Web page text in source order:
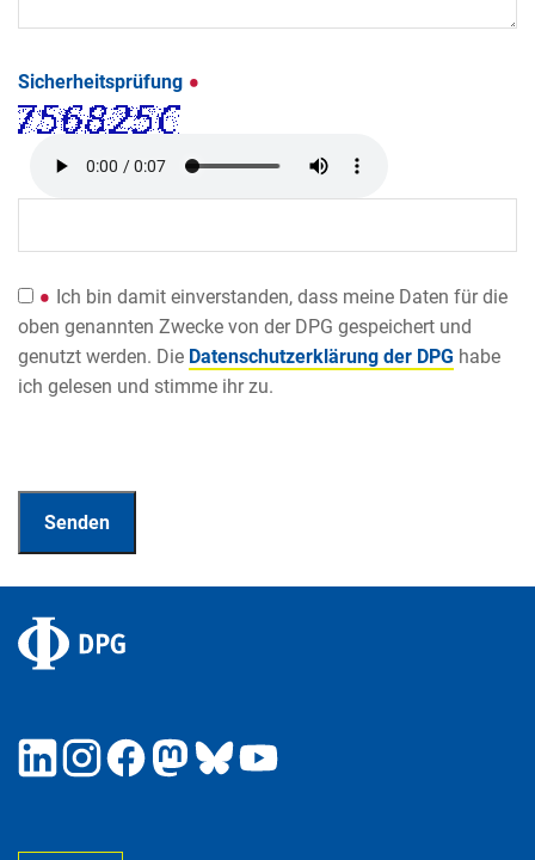
Sicherheitsprüfung
Ich bin damit einverstanden, dass meine Daten für die
oben genannten Zwecke von der DPG gespeichert und
genutzt werden. Die Datenschutzerklärung der DPG habe
ich gelesen und stimme ihr zu.